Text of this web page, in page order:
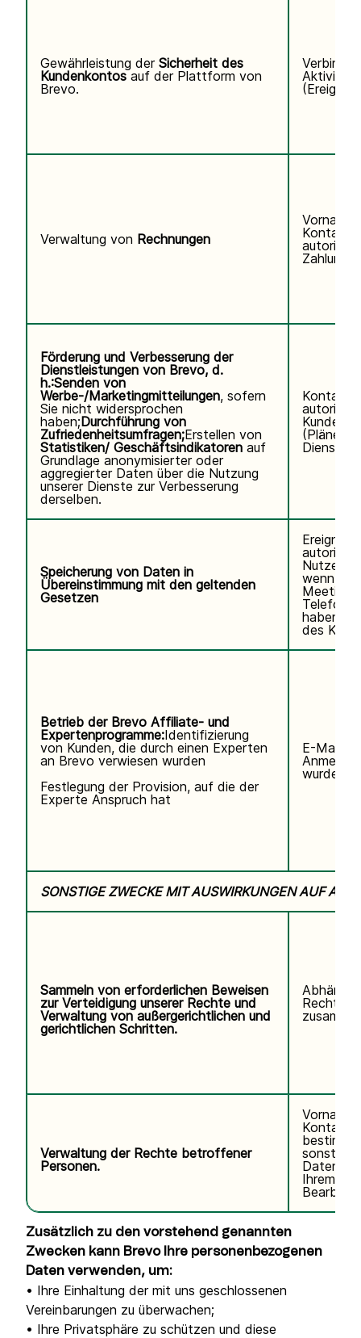
Gewährleistung der Sicherheit des
Kundenkontos auf der Plattform von
Brevo.
Verwaltung von Rechnungen
Förderung und Verbesserung der
Dienstleistungen von Brevo, d.
h.:Senden von
Werbe-/Marketingmitteilungen, sofern
Sie nicht widersprochen
haben;Durchführung von
Zufriedenheitsumfragen;Erstellen von
Statistiken/ Geschäftsindikatoren auf
Grundlage anonymisierter oder
aggregierter Daten über die Nutzung
unserer Dienste zur Verbesserung
derselben.
(Pläne,
Speicherung von Daten in
Übereinstimmung mit den geltenden
Gesetzen
wenn Sie
haben.
des
Betrieb der Brevo Affiliate- und
Expertenprogramme:Identifizierung
von Kunden, die durch einen Experten
an Brevo verwiesen wurden
Festlegung der Provision, auf die der
Experte Anspruch hat
E-Mail-
wurde.
SONSTIGE ZWECKE MIT AUSWIRKUNGEN AUF
Sammeln von erforderlichen Beweisen
zur Verteidigung unserer Rechte und
Verwaltung von außergerichtlichen und
gerichtlichen Schritten.
Verwaltung der Rechte betroffener
Personen.
sonstige
Daten im
Ihrem
Zusätzlich zu den vorstehend genannten
Zwecken kann Brevo Ihre personenbezogenen
Daten verwenden, um:
• Ihre Einhaltung der mit uns geschlossenen
Vereinbarungen zu überwachen;
• Ihre Privatsphäre zu schützen und diese